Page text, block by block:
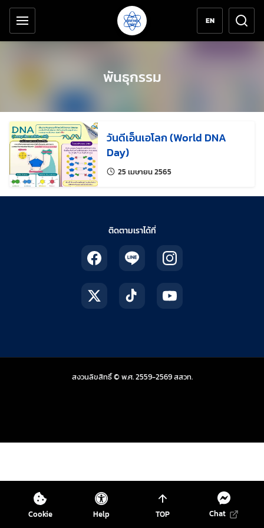
ข้ามไปยังเนื้อหาหลัก
เครื่องมือช่วยเหลือ
EN
พันธุกรรม
วันดีเอ็นเอโลก (World DNA
Day)
25 เมษายน 2565แก้ไขล่าสุดเมื่อ:
ติดตามเราได้ที่
สงวนลิขสิทธิ์ © พ.ศ. 2559-2569สสวท.สถาบันส่งเสริมการสอ
Cookie Help TOP Chat